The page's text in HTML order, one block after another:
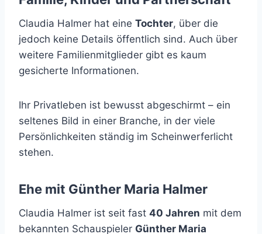
Claudia Halmer hat eine Tochter, über die
jedoch keine Details öffentlich sind. Auch über
weitere Familienmitglieder gibt es kaum
gesicherte Informationen.
Ihr Privatleben ist bewusst abgeschirmt – ein
seltenes Bild in einer Branche, in der viele
Persönlichkeiten ständig im Scheinwerferlicht
stehen.
Ehe mit Günther Maria Halmer
Claudia Halmer ist seit fast 40 Jahren mit dem
bekannten Schauspieler Günther Maria